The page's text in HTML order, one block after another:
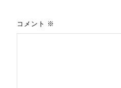
コメント ※